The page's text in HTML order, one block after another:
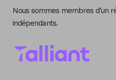
Nous sommes membres d’un
indépendants.